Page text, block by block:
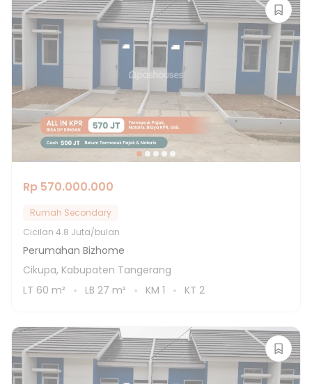
Rp 570.000.000
Rumah Secondary
Cicilan 4.8 Juta/bulan
Perumahan Bizhome
Cikupa, Kabupaten Tangerang
LT 60 m² LB 27 m² KM 1 KT 2